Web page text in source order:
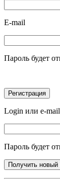
E-mail
Пароль будет
Login или e-
Пароль будет